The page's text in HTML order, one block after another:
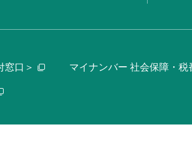
窓口＞ マイナンバー 社会保障・